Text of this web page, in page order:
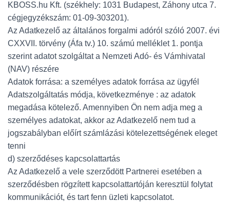
KBOSS.hu Kft. (székhely: 1031 Budapest, Záhony utca 7.
cégjegyzékszám: 01-09-303201).
Az Adatkezelő az általános forgalmi adóról szóló 2007. évi
CXXVII. törvény (Áfa tv.) 10. számú melléklet 1. pontja
szerint adatot szolgáltat a Nemzeti Adó- és Vámhivatal
(NAV) részére
Adatok forrása: a személyes adatok forrása az ügyfél
Adatszolgáltatás módja, következménye : az adatok
megadása kötelező. Amennyiben Ön nem adja meg a
személyes adatokat, akkor az Adatkezelő nem tud a
jogszabályban előírt számlázási kötelezettségének eleget
tenni
d) szerződéses kapcsolattartás
Az Adatkezelő a vele szerződött Partnerei esetében a
szerződésben rögzített kapcsolattartóján keresztül folytat
kommunikációt, és tart fenn üzleti kapcsolatot.